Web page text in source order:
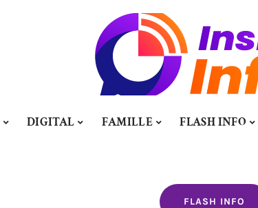
DIGITAL FAMILLE FLASH INFO
FLASH INFO